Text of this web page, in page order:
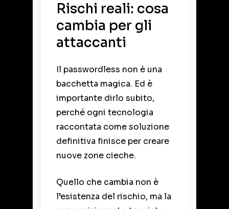
Rischi reali: cosa
cambia per gli
attaccanti
Il passwordless non è una
bacchetta magica. Ed è
importante dirlo subito,
perché ogni tecnologia
raccontata come soluzione
definitiva finisce per creare
nuove zone cieche.
Quello che cambia non è
l’esistenza del rischio, ma la